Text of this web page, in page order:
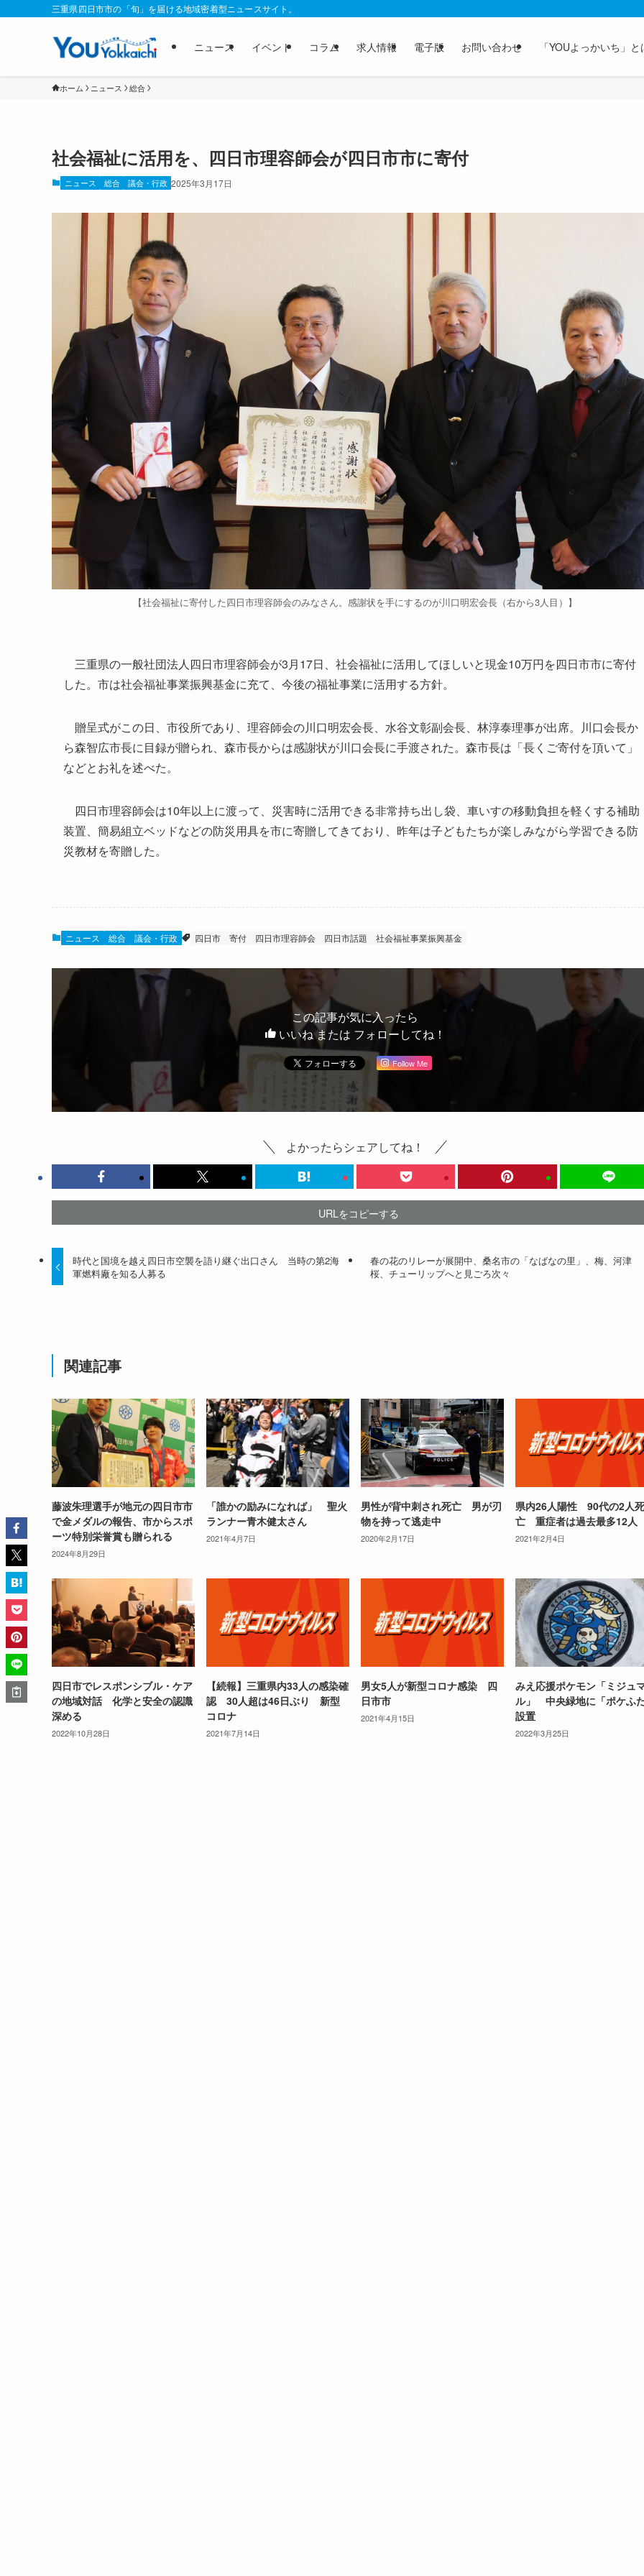
三重県四日市市の「旬」を届ける地域密着型ニュースサイト。
ニュース イベント コラム 求人情報 電子版 お問い合わせ 「YOUよっかいち」と
ホーム ニュース 総合
社会福祉に活用を、四日市理容師会が四日市市に寄付
ニュース 総合 議会・行政 2025年3月17日
【社会福祉に寄付した四日市理容師会のみなさん。感謝状を手にするのが川口明宏会長（右から3人目）】
三重県の一般社団法人四日市理容師会が3月17日、社会福祉に活用してほしいと現金10万円を四日市市に寄付
した。市は社会福祉事業振興基金に充て、今後の福祉事業に活用する方針。
贈呈式がこの日、市役所であり、理容師会の川口明宏会長、水谷文彰副会長、林淳泰理事が出席。川口会長か
ら森智広市長に目録が贈られ、森市長からは感謝状が川口会長に手渡された。森市長は「長くご寄付を頂いて」
などとお礼を述べた。
四日市理容師会は10年以上に渡って、災害時に活用できる非常持ち出し袋、車いすの移動負担を軽くする補助
装置、簡易組立ベッドなどの防災用具を市に寄贈してきており、昨年は子どもたちが楽しみながら学習できる防
災教材を寄贈した。
ニュース 総合 議会・行政 四日市 寄付 四日市理容師会 四日市話題 社会福祉事業振興基金
この記事が気に入ったら
いいね または フォローしてね！
Follow Me
よかったらシェアしてね！
URLをコピーする
時代と国境を越え四日市空襲を語り継ぐ出口さん 当時の第2海
軍燃料廠を知る人募る
春の花のリレーが展開中、桑名市の「なばなの里」、梅、河津
桜、チューリップへと見ごろ次々
関連記事
藤波朱理選手が地元の四日市市
で金メダルの報告、市からスポ
ーツ特別栄誉賞も贈られる
2024年8月29日
「誰かの励みになれば」 聖火
ランナー青木健太さん
2021年4月7日
男性が背中刺され死亡 男が刃
物を持って逃走中
2020年2月17日
県内26人陽性 90代の2人死
亡 重症者は過去最多12人
2021年2月4日
四日市でレスポンシブル・ケア
の地域対話 化学と安全の認識
深める
2022年10月28日
【続報】三重県内33人の感染確
認 30人超は46日ぶり 新型
コロナ
2021年7月14日
男女5人が新型コロナ感染 四
日市市
2021年4月15日
みえ応援ポケモン「ミジュ
ル」 中央緑地に「ポケふ
設置
2022年3月25日